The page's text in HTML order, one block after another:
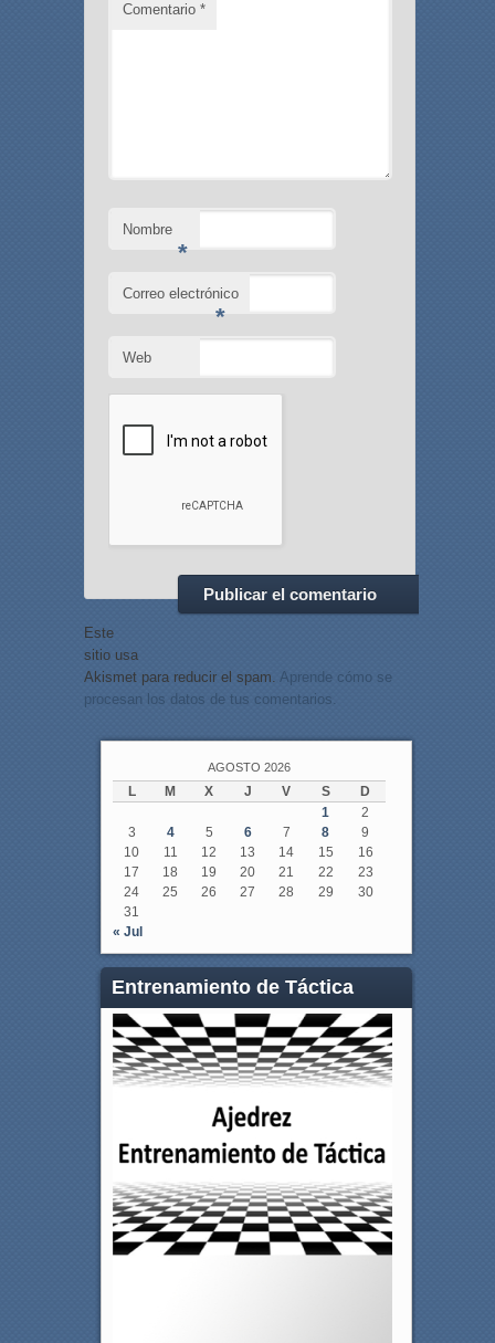
Comentario *
Nombre
*
Correo electrónico
*
Web
Este
sitio usa
Akismet para reducir el spam. Aprende cómo se
procesan los datos de tus comentarios.
AGOSTO 2026
L M X J V S
D
1
2
3
4 5 6 7 8
9
10
11 12 13 14 15
16
17
18 19 20 21 22
23
24
25 26 27 28 29
30
31
« Jul
Entrenamiento de Táctica